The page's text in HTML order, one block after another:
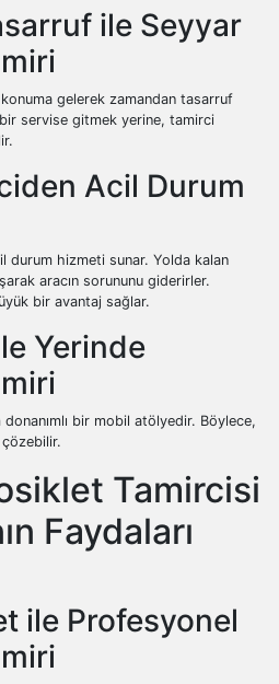
ile Seyyar
gelerek zamandan tasarruf
servise gitmek yerine, tamirci
Acil Durum
durum hizmeti sunar. Yolda kalan
aracın sorununu giderirler.
bir avantaj sağlar.
Yerinde
bir mobil atölyedir. Böylece,
Tamircisi
Faydaları
ile Profesyonel